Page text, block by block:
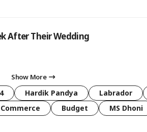
After Their Wedding
Show More
Hardik Pandya Labrador
Commerce Budget MS Dhoni